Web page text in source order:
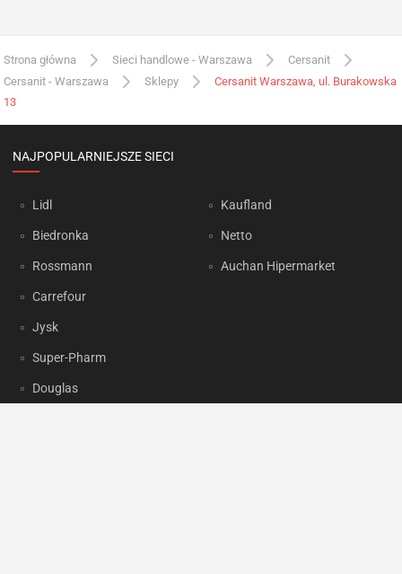
Strona główna Sieci handlowe - Warszawa
Cersanit
Cersanit - Warszawa
Sklepy
Cersanit Warszawa, ul. Burakowska
13
NAJPOPULARNIEJSZE SIECI
Lidl
Biedronka
Rossmann
Carrefour
Jysk
Super-Pharm
Douglas
Kaufland
Netto
Auchan Hipermarket